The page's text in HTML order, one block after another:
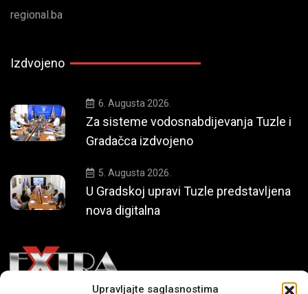
Upravljajte saglasnostima
regional.ba
Izdvojeno
6. Augusta 2026.
Za sisteme vodosnabdijevanja Tuzle i
Gradačca izdvojeno
5. Augusta 2026.
U Gradskoj upravi Tuzle predstavljena
nova digitalna